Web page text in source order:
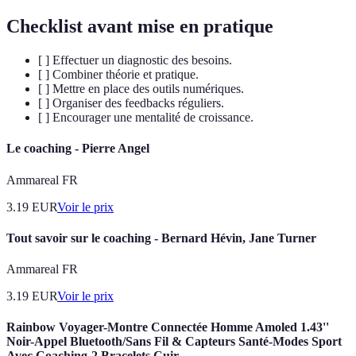
Checklist avant mise en pratique
[ ] Effectuer un diagnostic des besoins.
[ ] Combiner théorie et pratique.
[ ] Mettre en place des outils numériques.
[ ] Organiser des feedbacks réguliers.
[ ] Encourager une mentalité de croissance.
Le coaching - Pierre Angel
Ammareal FR
3.19 EURVoir le prix
Tout savoir sur le coaching - Bernard Hévin, Jane Turner
Ammareal FR
3.19 EURVoir le prix
Rainbow Voyager-Montre Connectée Homme Amoled 1.43''
Noir-Appel Bluetooth/Sans Fil & Capteurs Santé-Modes Sport